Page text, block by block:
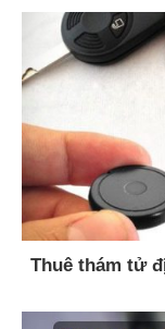
Thuê thám tử